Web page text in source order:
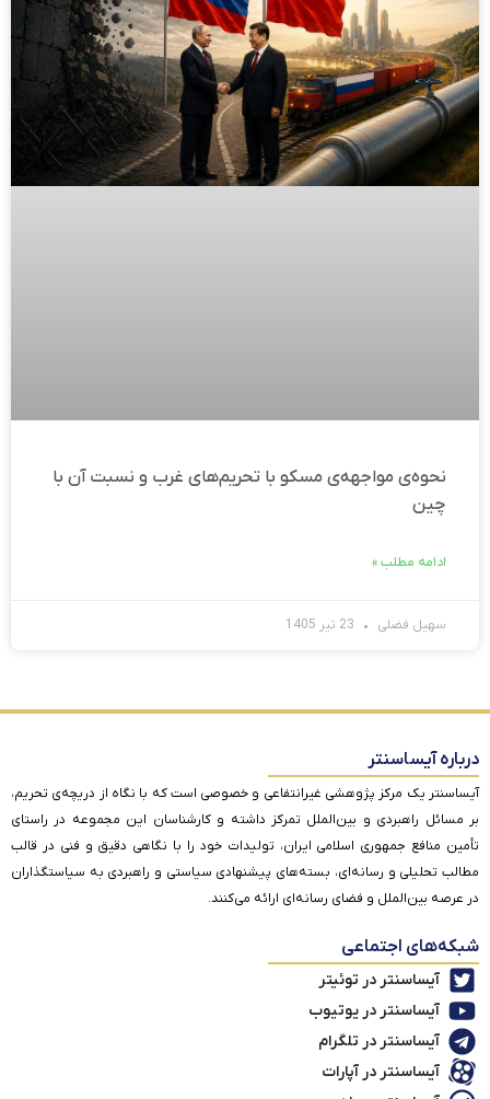
نحوه‌ی مواجهه‌ی مسکو با تحریم‌های غرب و نسبت آن با
چین
ادامه مطلب »
سهیل فضلی
درباره آیساسنتر
آیساسنتر یک مرکز پژوهشی غیرانتفاعی و خصوصی است که با نگاه از دریچه‌ی تحریم،
بر مسائل راهبردی و بین‌الملل تمرکز داشته و کارشناسان این مجموعه در راستای
تأمین منافع جمهوری اسلامی ایران، تولیدات خود را با نگاهی دقیق و فنی در قالب
مطالب تحلیلی و رسانه‌ای، بسته‌های پیشنهادی سیاستی و راهبردی به سیاستگذاران
در عرصه بین‌الملل و فضای رسانه‌ای ارائه می‌کنند.
شبکه‌های اجتماعی
آیساسنتر در توئیتر
آیساسنتر در یوتیوب
آیساسنتر در تلگرام
آیساسنتر در آپارات